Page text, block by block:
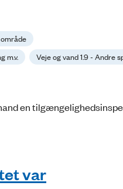
m.v. Veje og vand 1.9 - Andre
en
var